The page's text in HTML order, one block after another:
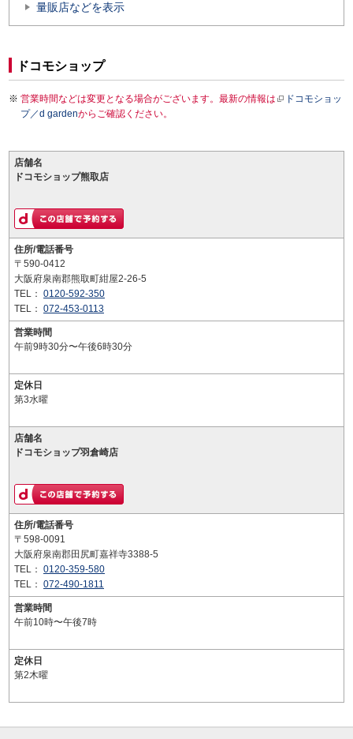
量販店などを表示
ドコモショップ
営業時間などは変更となる場合がございます。最新の情報は
ドコモショッ
プ／d gardenからご確認ください。
店舗名
ドコモショップ熊取店
住所/電話番号
〒590-0412
大阪府泉南郡熊取町紺屋2-26-5
TEL： 0120-592-350
TEL： 072-453-0113
営業時間
午前9時30分〜午後6時30分
定休日
第3水曜
店舗名
ドコモショップ羽倉崎店
住所/電話番号
〒598-0091
大阪府泉南郡田尻町嘉祥寺3388-5
TEL： 0120-359-580
TEL： 072-490-1811
営業時間
午前10時〜午後7時
定休日
第2木曜